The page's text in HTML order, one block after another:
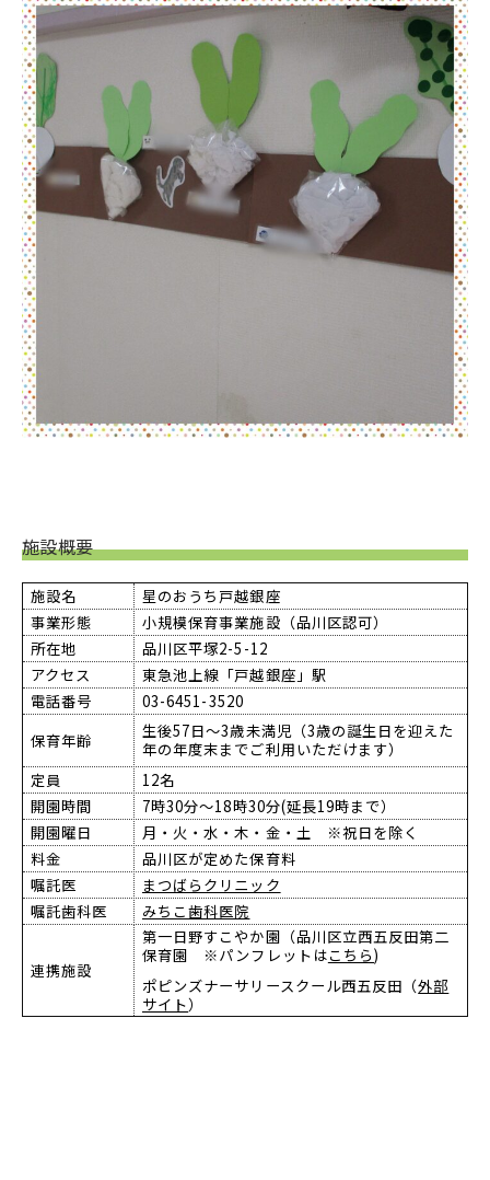
施設概要
施設名
星のおうち戸越銀座
事業形態
小規模保育事業施設（品川区認可）
所在地
品川区平塚2-5-12
アクセス
東急池上線「戸越銀座」駅
電話番号
03-6451-3520
保育年齢
生後57日～3歳未満児（3歳の誕生日を迎えた
年の年度末までご利用いただけます）
定員
12名
開園時間
7時30分～18時30分(延長19時まで）
開園曜日
月・火・水・木・金・土 ※祝日を除く
料金
品川区が定めた保育料
嘱託医
まつばらクリニック
嘱託歯科医
みちこ歯科医院
連携施設
第一日野すこやか園（品川区立西五反田第二
保育園 ※パンフレットはこちら)
ポピンズナーサリースクール西五反田（外部
サイト）